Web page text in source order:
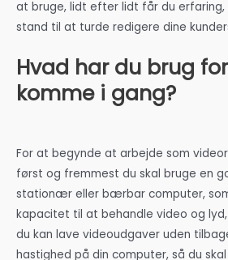
at bruge, lidt efter lidt får du
stand til at turde redigere dine
Hvad har du brug
komme i gang?
For at begynde at arbejde som
først og fremmest du skal bruge en
stationær eller bærbar computer,
kapacitet til at behandle video og
du kan lave videoudgaver uden
hastighed på din computer, så du skal